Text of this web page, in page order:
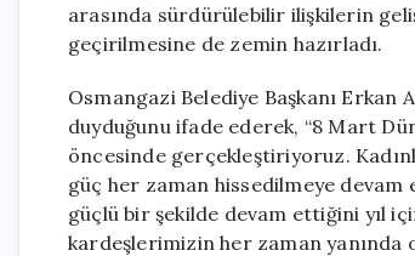
arasında sürdürülebilir ilişkilerin
geçirilmesine de zemin hazırladı.
Osmangazi Belediye Başkanı
duyduğunu ifade ederek, “8 Mart
öncesinde gerçekleştiriyoruz.
güç her zaman hissedilmeye devam
güçlü bir şekilde devam ettiğini yıl
kardeşlerimizin her zaman yanında